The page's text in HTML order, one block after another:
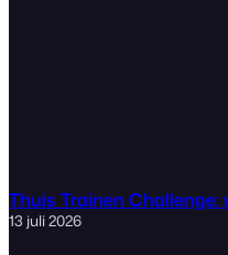
Thuis Trainen
13 juli 2026